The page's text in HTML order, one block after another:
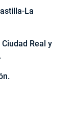
La
Real y